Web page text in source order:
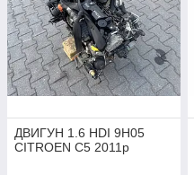
ДВИГУН 1.6 HDI 9H05
CITROEN C5 2011р